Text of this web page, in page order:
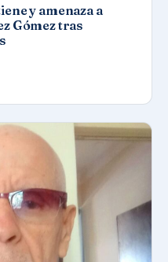
y amenaza a
Gómez tras